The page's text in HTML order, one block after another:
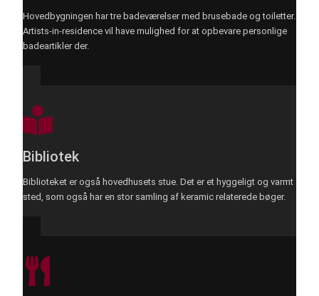
Hovedbygningen har tre badeværelser med brusebade og toiletter.
Artists-in-residence vil have mulighed for at opbevare personlige
badeartikler der.
Bibliotek
Biblioteket er også hovedhusets stue. Det er et hyggeligt og varmt
sted, som også har en stor samling af keramic relaterede bøger.